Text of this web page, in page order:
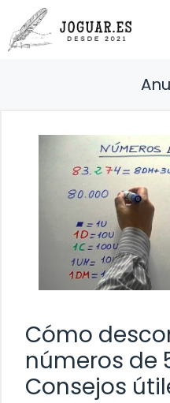
Saltar
al
contenido
Cómo
números de
Consejos